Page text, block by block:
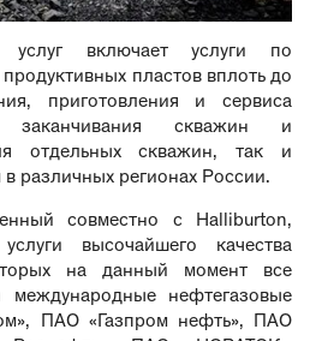
услуг включает услуги по
пластов вплоть до
приготовления и сервиса
заканчивания скважин и
отдельных скважин, так и
различных регионах России.
совместно с Halliburton,
высочайшего качества
на данный момент все
нефтегазовые
ПАО «Газпром нефть», ПАО